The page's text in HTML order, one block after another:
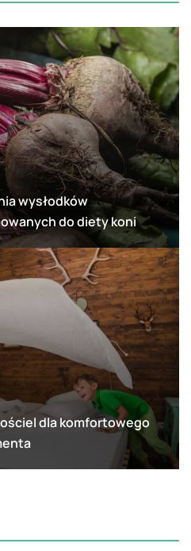
wysłodków
do diety koni
dla komfortowego